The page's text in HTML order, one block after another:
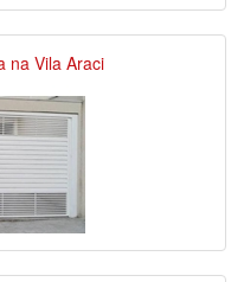
na Vila Araci